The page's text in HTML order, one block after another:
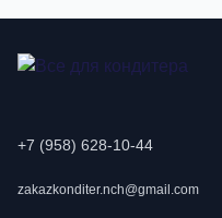
+7 (958) 628-10-44
zakazkonditer.nch@gmail.com